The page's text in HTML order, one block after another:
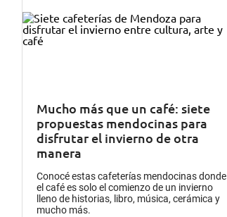
Mucho más que un café: siete
propuestas mendocinas para
disfrutar el invierno de otra
manera
Conocé estas cafeterías mendocinas donde
el café es solo el comienzo de un invierno
lleno de historias, libro, música, cerámica y
mucho más.